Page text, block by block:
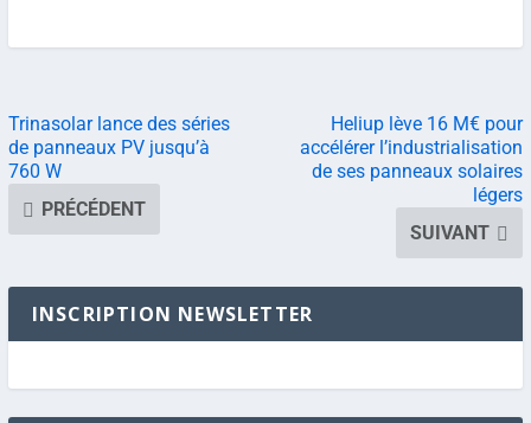
Trinasolar lance des séries
de panneaux PV jusqu’à
760 W
PRÉCÉDENT
Heliup lève 16 M€ pour
accélérer l’industrialisation
de ses panneaux solaires
légers
SUIVANT
INSCRIPTION NEWSLETTER